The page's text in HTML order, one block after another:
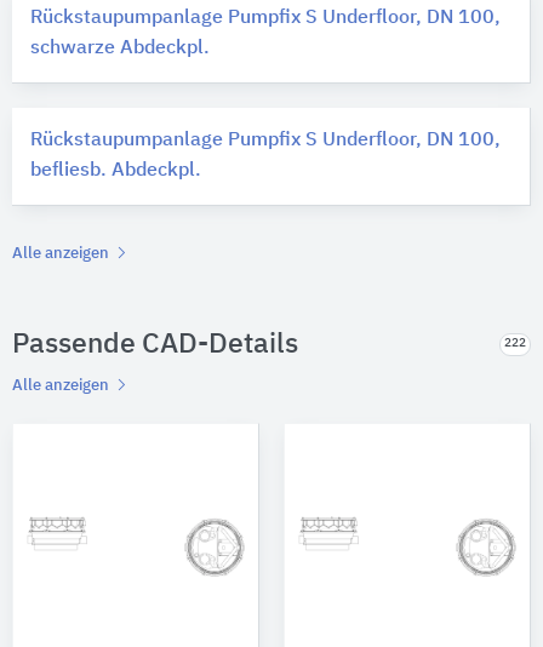
Rückstaupumpanlage Pumpfix S Underfloor, DN 100,
schwarze Abdeckpl.
Rückstaupumpanlage Pumpfix S Underfloor, DN 100,
befliesb. Abdeckpl.
Alle anzeigen
Passende CAD-Details 222
Alle anzeigen